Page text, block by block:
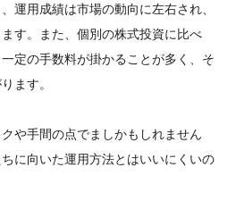
運用成績は市場の動向に左右され、
す。また、個別の株式投資に比べ
定の手数料が掛かることが多く、そ
ます。
や手間の点でましかもしれません
に向いた運用方法とはいいにくいの